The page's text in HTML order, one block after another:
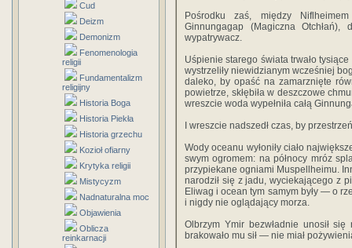
Cud
Deizm
Demonizm
Fenomenologia
religii
Fundamentalizm
religijny
Historia Boga
Historia Piekła
Historia grzechu
Kozioł ofiarny
Krytyka religii
Mistycyzm
Nadnaturalna moc
Objawienia
Oblicza
reinkarnacji
Pośrodku zaś, między
Ginnungagap (Magiczna
wypatrywacz.
Uśpienie starego świata trwało
wystrzeliły niewidzianym wcześniej
daleko, by opaść na zamarznięte
powietrze, skłębiła w deszczowe
wreszcie woda wypełniła całą
I wreszcie nadszedł czas, by
Wody oceanu wyłoniły ciało
swym ogromem: na północy mróz
przypiekane ogniami Muspellheimu.
narodził się z jadu, wyciekającego z
Eliwag i ocean tym samym były — o
i nigdy nie oglądający morza.
Olbrzym Ymir bezwładnie unosił
brakowało mu sił — nie miał